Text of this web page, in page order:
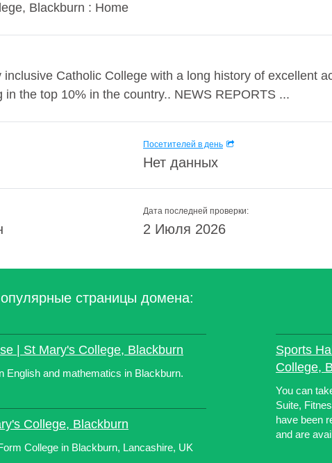
Blackburn : Home
inclusive Catholic College with a long history of excellent
in the top 10% in the country.. NEWS REPORTS ...
Посетителей в день
Нет данных
Дата последней проверки:
2 Июля 2026
страницы домена:
| St Mary's College, Blackburn
English and mathematics in Blackburn.
College, Blackburn
College in Blackburn, Lancashire, UK
Sports
College,
You can
Suite,
have been
and are